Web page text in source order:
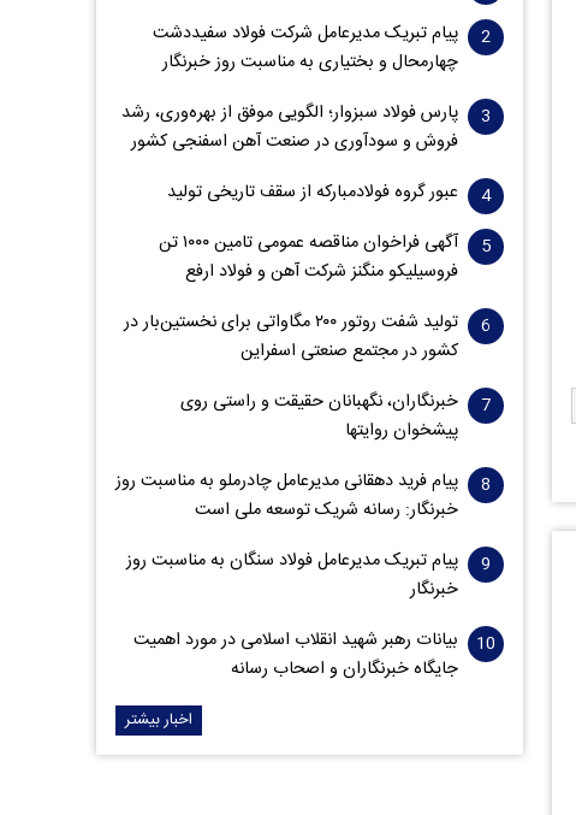
پیام تبریک مدیرعامل شرکت فولاد سفیددشت
چهارمحال و بختیاری به مناسبت روز خبرنگار
پارس فولاد سبزوار؛ الگویی موفق از بهره‌وری، رشد
فروش و سود‌آوری در صنعت آهن اسفنجی کشور
عبور گروه فولادمبارکه از سقف تاریخی تولید
آگهی فراخوان مناقصه عمومی تامین ۱۰۰۰ تن
فروسیلیکو منگنز شرکت آهن و فولاد ارفع
تولید شفت روتور ۲۰۰ مگاواتی برای نخستین‌بار در
کشور در مجتمع صنعتی اسفراین
خبرنگاران، نگهبانان حقیقت و راستی روی
پیشخوان روایت­ها
پیام فرید دهقانی مدیرعامل چادرملو به مناسبت روز
خبرنگار: رسانه شریک توسعه ملی است
پیام تبریک مدیرعامل فولاد سنگان به مناسبت روز
خبرنگار
بیانات رهبر شهید انقلاب اسلامی در مورد اهمیت
جایگاه خبرنگاران و اصحاب رسانه
اخبار بیشتر